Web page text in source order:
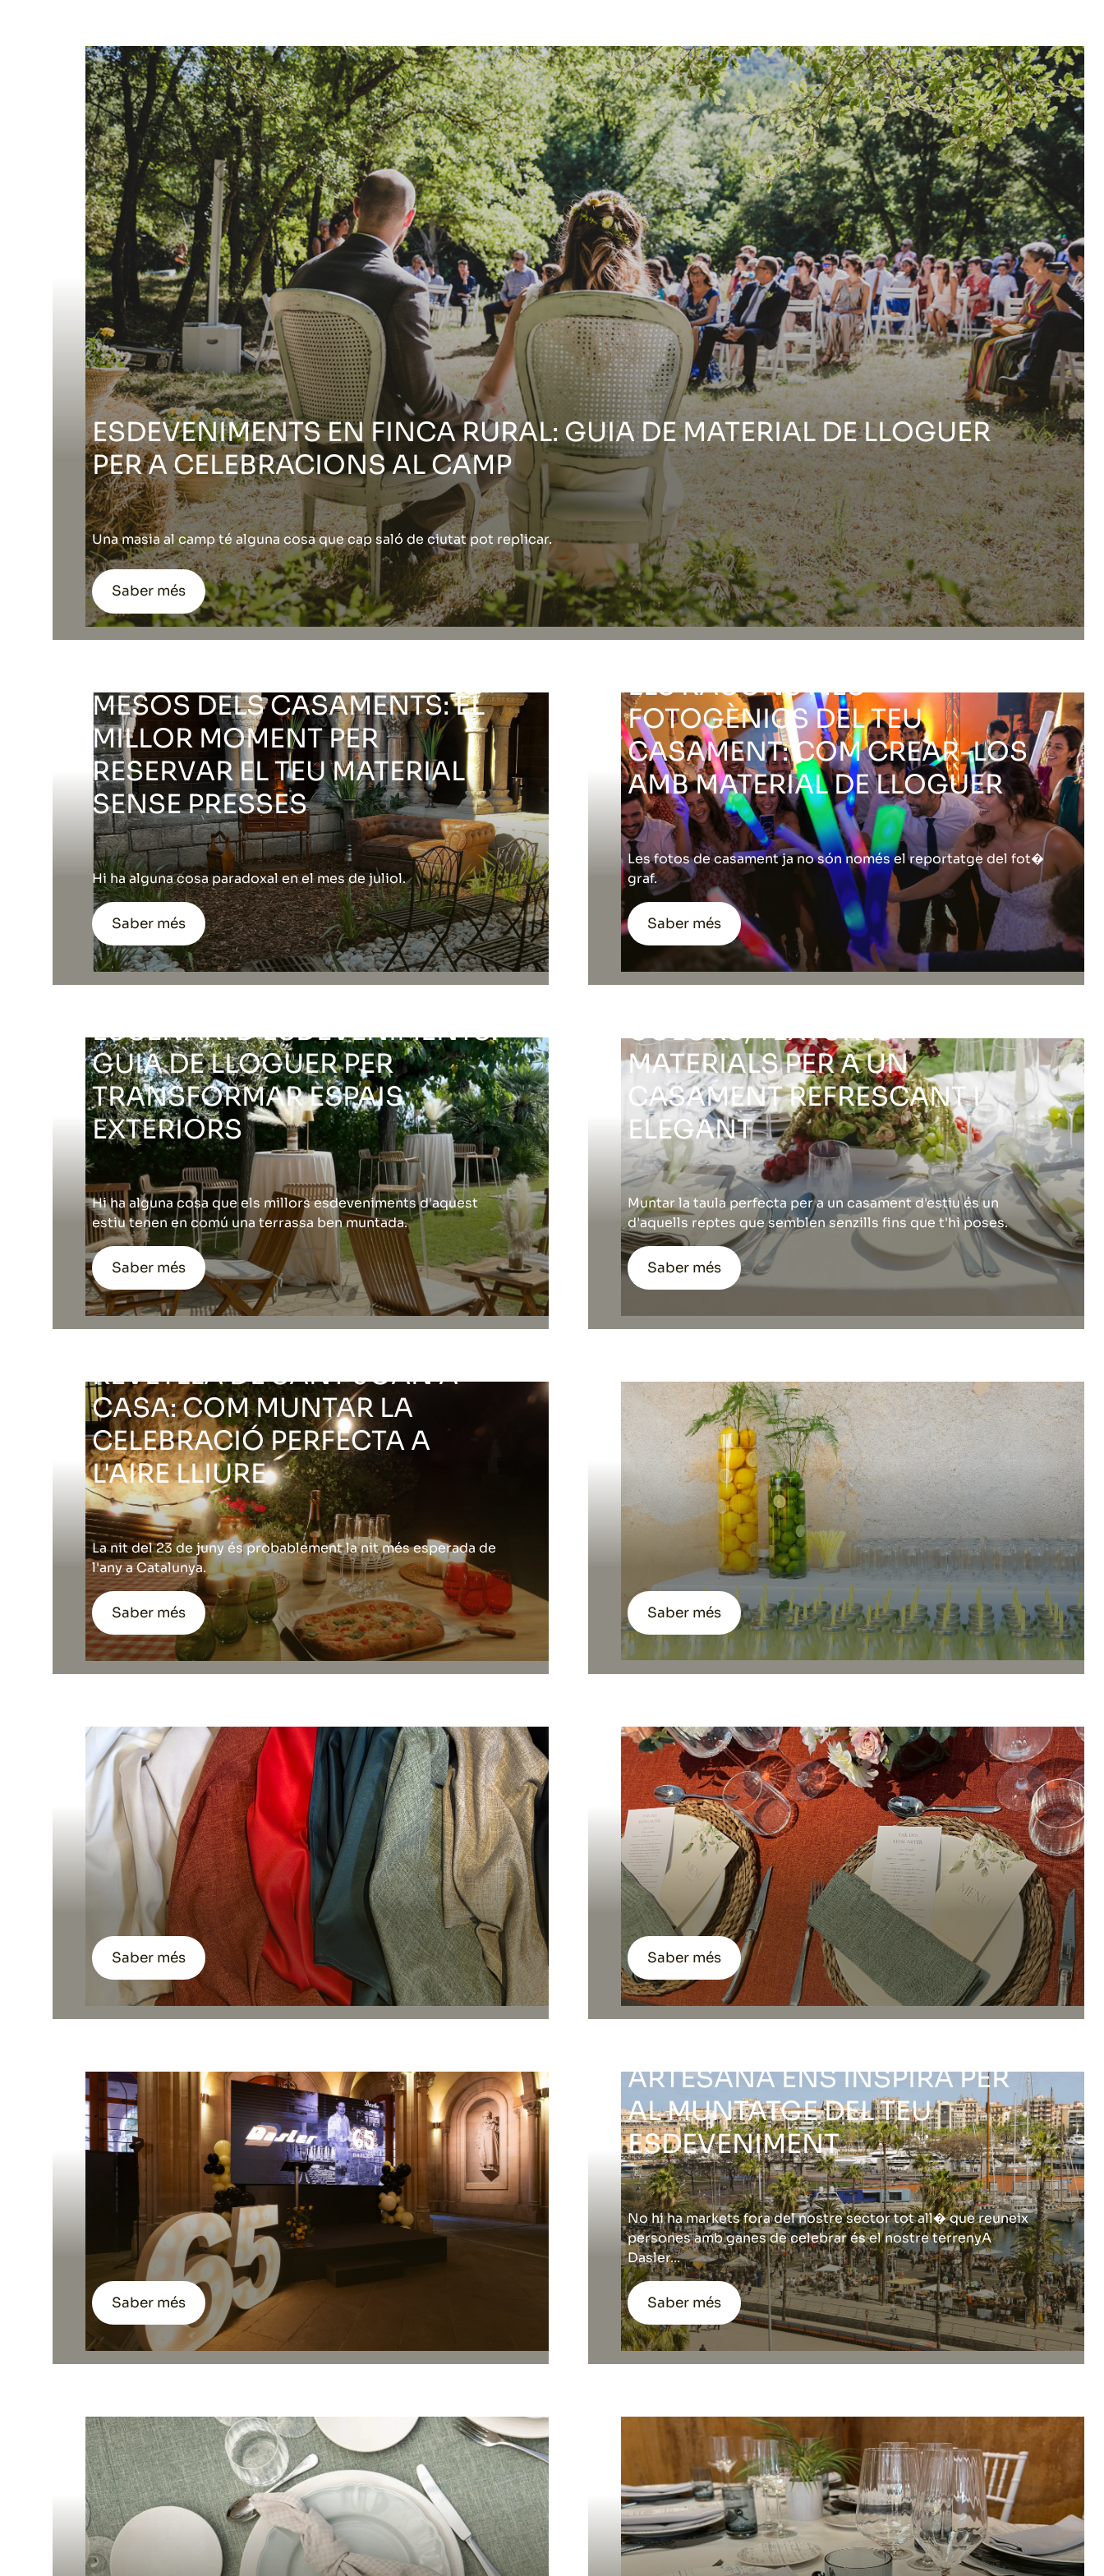
Decoració
Material de
cuina
ESDEVENIMENTS EN FINCA RURAL: GUIA DE MATERIAL DE LLOGUER
PER A CELEBRACIONS AL CAMP
Una masia al camp té alguna cosa que cap saló de ciutat pot replicar.
Saber més
MESOS DELS CASAMENTS: EL
MILLOR MOMENT PER
RESERVAR EL TEU MATERIAL
SENSE PRESSES
Hi ha alguna cosa paradoxal en el mes de juliol.
Saber més
ELS RACONS MÉS
FOTOGÈNICS DEL TEU
CASAMENT: COM CREAR-LOS
AMB MATERIAL DE LLOGUER
Les fotos de casament ja no són només el reportatge del fot�
graf.
Saber més
ESCENARI D'ESDEVENIMENTS:
GUIA DE LLOGUER PER
TRANSFORMAR ESPAIS
EXTERIORS
Hi ha alguna cosa que els millors esdeveniments d'aquest
estiu tenen en comú una terrassa ben muntada.
Saber més
COLORS, TEXTURES I
MATERIALS PER A UN
CASAMENT REFRESCANT I
ELEGANT
Muntar la taula perfecta per a un casament d'estiu és un
d'aquells reptes que semblen senzills fins que t'hi poses.
Saber més
REVETLLA DE SANT JOAN A
CASA: COM MUNTAR LA
CELEBRACIÓ PERFECTA A
L'AIRE LLIURE
La nit del 23 de juny és probablement la nit més esperada de
l'any a Catalunya.
Saber més Saber més
Saber més Saber més
Saber més
ALL THOSE FOOD MARKET
ARTESANA ENS INSPIRA PER
AL MUNTATGE DEL TEU
ESDEVENIMENT
No hi ha markets fora del nostre sector tot all� que reuneix
persones amb ganes de celebrar és el nostre terrenyA
Dasler...
Saber més